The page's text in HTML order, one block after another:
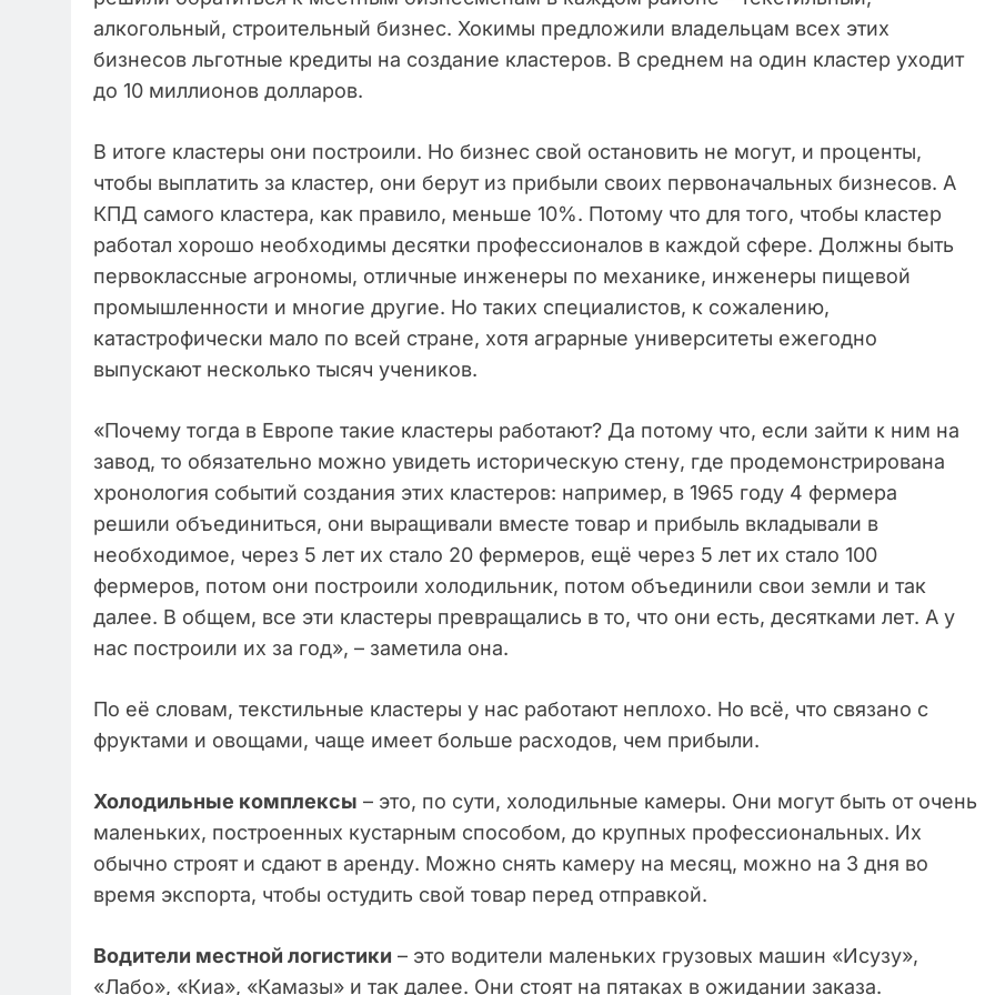
алкогольный, строительный бизнес. Хокимы предложили владельцам всех этих
бизнесов льготные кредиты на создание кластеров. В среднем на один кластер уходит
до 10 миллионов долларов.
В итоге кластеры они построили. Но бизнес свой остановить не могут, и проценты,
чтобы выплатить за кластер, они берут из прибыли своих первоначальных бизнесов. А
КПД самого кластера, как правило, меньше 10%. Потому что для того, чтобы кластер
работал хорошо необходимы десятки профессионалов в каждой сфере. Должны быть
первоклассные агрономы, отличные инженеры по механике, инженеры пищевой
промышленности и многие другие. Но таких специалистов, к сожалению,
катастрофически мало по всей стране, хотя аграрные университеты ежегодно
выпускают несколько тысяч учеников.
«Почему тогда в Европе такие кластеры работают? Да потому что, если зайти к ним на
завод, то обязательно можно увидеть историческую стену, где продемонстрирована
хронология событий создания этих кластеров: например, в 1965 году 4 фермера
решили объединиться, они выращивали вместе товар и прибыль вкладывали в
необходимое, через 5 лет их стало 20 фермеров, ещё через 5 лет их стало 100
фермеров, потом они построили холодильник, потом объединили свои земли и так
далее. В общем, все эти кластеры превращались в то, что они есть, десятками лет. А у
нас построили их за год», – заметила она.
По её словам, текстильные кластеры у нас работают неплохо. Но всё, что связано с
фруктами и овощами, чаще имеет больше расходов, чем прибыли.
Холодильные комплексы – это, по сути, холодильные камеры. Они могут быть от очень
маленьких, построенных кустарным способом, до крупных профессиональных. Их
обычно строят и сдают в аренду. Можно снять камеру на месяц, можно на 3 дня во
время экспорта, чтобы остудить свой товар перед отправкой.
Водители местной логистики – это водители маленьких грузовых машин «Исузу»,
«Лабо», «Киа», «Камазы» и так далее. Они стоят на пятаках в ожидании заказа.